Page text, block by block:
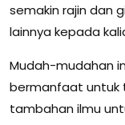
semakin rajin dan
lainnya kepada
Mudah-mudahan
bermanfaat
tambahan ilmu